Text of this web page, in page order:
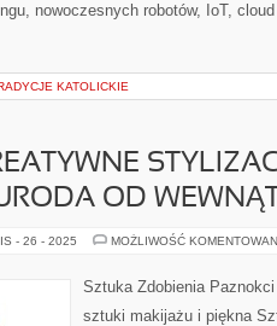
nowoczesnych robotów, IoT,
KATOLICKIE
OD
- 26 - 2025 MOŻLIWOŚĆ
Sztuka Zdobienia
sztuki makijażu i piękna